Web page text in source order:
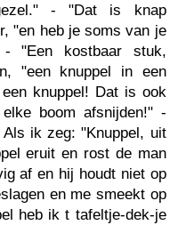
- "Dat is knap
"en heb je soms van je
- "Een kostbaar stuk,
"een knuppel in een
knuppel! Dat is ook
boom afsnijden!" -
ik zeg: "Knuppel, uit
eruit en rost de man
af en hij houdt niet op
en me smeekt op
heb ik t tafeltje-dek-je